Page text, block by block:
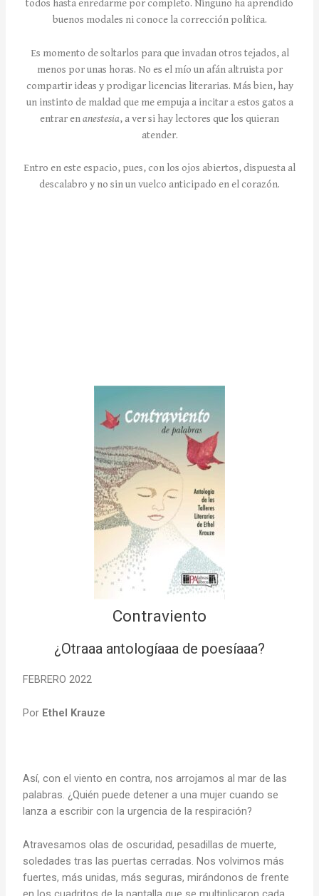
todos hasta enredarme por completo. Ninguno ha aprendido
buenos modales ni conoce la corrección política.
Es momento de soltarlos para que invadan otros tejados, al
menos por unas horas. No es el mío un afán altruista por
compartir ideas y prodigar licencias literarias. Más bien, hay
un instinto de maldad que me empuja a incitar a estos gatos a
entrar enanestesia, a ver si hay lectores que los quieran
atender.
Entro en este espacio, pues, con los ojos abiertos, dispuesta al
descalabro y no sin un vuelco anticipado en el corazón.
Contraviento
¿Otraaa antologíaaa de poesíaaa?
FEBRERO 2022
Por Ethel Krauze
Así, con el viento en contra, nos arrojamos al mar de las
palabras. ¿Quién puede detener a una mujer cuando se
lanza a escribir con la urgencia de la respiración?
Atravesamos olas de oscuridad, pesadillas de muerte,
soledades tras las puertas cerradas. Nos volvimos más
fuertes, más unidas, más seguras, mirándonos de frente